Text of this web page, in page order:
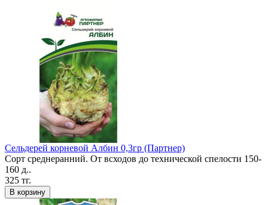
Сельдерей корневой Албин 0,3гр (Партнер)
Сорт среднеранний. От всходов до технической спелости 150-
160 д..
325 тг.
В корзину